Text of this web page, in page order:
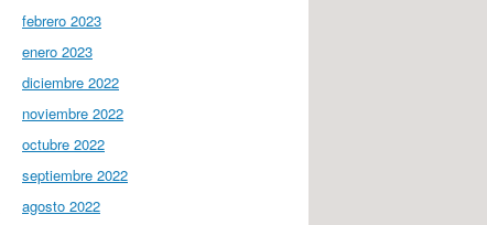
febrero 2023
enero 2023
diciembre 2022
noviembre 2022
octubre 2022
septiembre 2022
agosto 2022